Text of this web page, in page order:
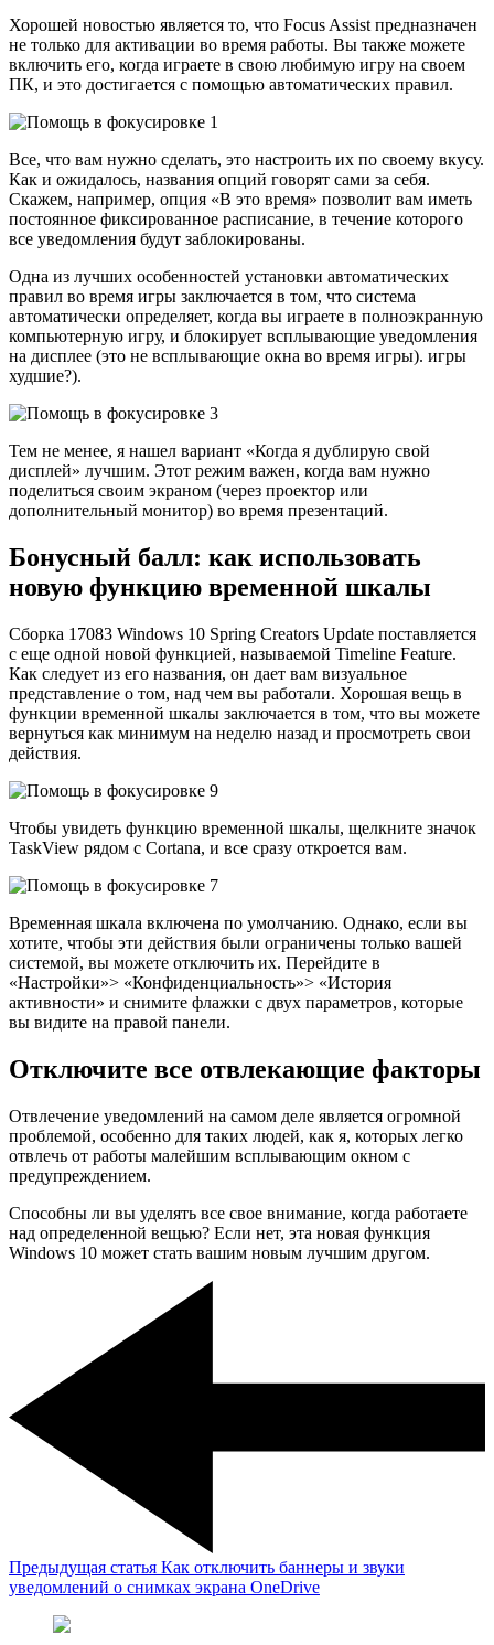
Хорошей новостью является то, что Focus Assist предназначен
не только для активации во время работы. Вы также можете
включить его, когда играете в свою любимую игру на своем
ПК, и это достигается с помощью автоматических правил.
Все, что вам нужно сделать, это настроить их по своему вкусу.
Как и ожидалось, названия опций говорят сами за себя.
Скажем, например, опция «В это время» позволит вам иметь
постоянное фиксированное расписание, в течение которого
все уведомления будут заблокированы.
Одна из лучших особенностей установки автоматических
правил во время игры заключается в том, что система
автоматически определяет, когда вы играете в полноэкранную
компьютерную игру, и блокирует всплывающие уведомления
на дисплее (это не всплывающие окна во время игры). игры
худшие?).
Тем не менее, я нашел вариант «Когда я дублирую свой
дисплей» лучшим. Этот режим важен, когда вам нужно
поделиться своим экраном (через проектор или
дополнительный монитор) во время презентаций.
Бонусный балл: как использовать
новую функцию временной шкалы
Сборка 17083 Windows 10 Spring Creators Update поставляется
с еще одной новой функцией, называемой Timeline Feature.
Как следует из его названия, он дает вам визуальное
представление о том, над чем вы работали. Хорошая вещь в
функции временной шкалы заключается в том, что вы можете
вернуться как минимум на неделю назад и просмотреть свои
действия.
Чтобы увидеть функцию временной шкалы, щелкните значок
TaskView рядом с Cortana, и все сразу откроется вам.
Временная шкала включена по умолчанию. Однако, если вы
хотите, чтобы эти действия были ограничены только вашей
системой, вы можете отключить их. Перейдите в
«Настройки»> «Конфиденциальность»> «История
активности» и снимите флажки с двух параметров, которые
вы видите на правой панели.
Отключите все отвлекающие факторы
Отвлечение уведомлений на самом деле является огромной
проблемой, особенно для таких людей, как я, которых легко
отвлечь от работы малейшим всплывающим окном с
предупреждением.
Способны ли вы уделять все свое внимание, когда работаете
над определенной вещью? Если нет, эта новая функция
Windows 10 может стать вашим новым лучшим другом.
Предыдущая статья Как отключить баннеры и звуки
уведомлений о снимках экрана OneDrive